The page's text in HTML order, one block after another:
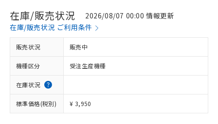
在庫/販売状況
2026/08/07 00:00 情報更新
在庫/販売状況 ご利用条件
販売状況 販売中
機種区分 受注生産機種
在庫状況
標準価格(税別) ¥ 3,950